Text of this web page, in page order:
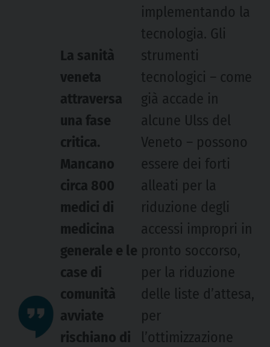
La sanità
veneta
attraversa
una fase
critica.
Mancano
circa 800
medici di
medicina
generale e le
case di
comunità
avviate
rischiano di
implementando la
tecnologia. Gli
strumenti
tecnologici – come
già accade in
alcune Ulss del
Veneto – possono
essere dei forti
alleati per la
riduzione degli
accessi impropri in
pronto soccorso,
per la riduzione
delle liste d’attesa,
per
l’ottimizzazione